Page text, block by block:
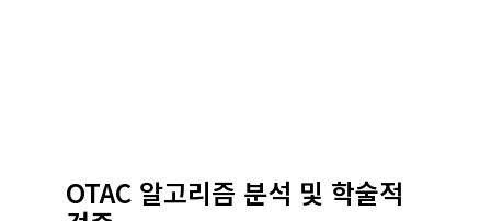
OTAC 알고리즘 분석 및 학술적